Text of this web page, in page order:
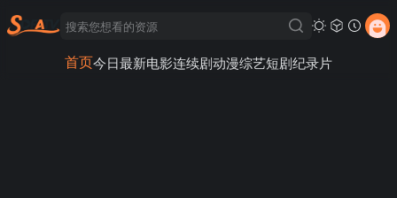
首页今日最新电影连续剧动漫综艺短剧纪录片